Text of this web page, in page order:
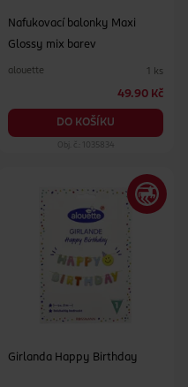
Nafukovací balonky Maxi
Glossy mix barev
alouette 1 ks
49.90 Kč
DO KOŠÍKU
Obj. č.: 1035834
Girlanda Happy Birthday